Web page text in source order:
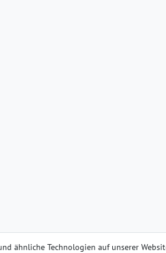
ähnliche Technologien auf unserer